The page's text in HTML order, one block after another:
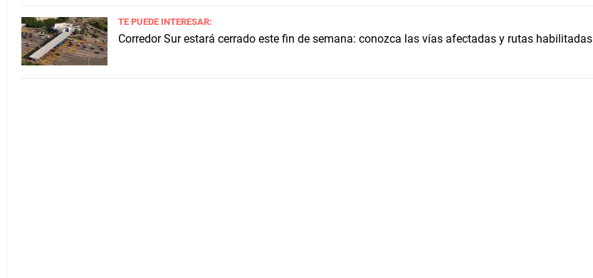
TE PUEDE INTERESAR:
Corredor Sur estará cerrado este fin de semana: conozca las vías afectadas y rutas habilitadas